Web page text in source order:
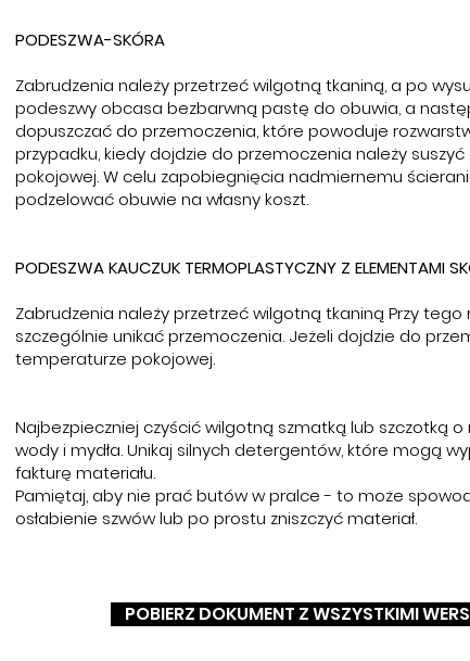
PODESZWA-SKÓRA
Zabrudzenia należy przetrzeć wilgotną tkaniną, a po
podeszwy obcasa bezbarwną pastę do obuwia, a
dopuszczać do przemoczenia, które powoduje
przypadku, kiedy dojdzie do przemoczenia należy
pokojowej. W celu zapobiegnięcia nadmiernemu
podzelować obuwie na własny koszt.
PODESZWA KAUCZUK TERMOPLASTYCZNY Z ELEMENTAMI
Zabrudzenia należy przetrzeć wilgotną tkaniną Przy tego
szczególnie unikać przemoczenia. Jeżeli dojdzie do
temperaturze pokojowej.
Najbezpieczniej czyścić wilgotną szmatką lub szczotką o
wody i mydła. Unikaj silnych detergentów, które mogą
fakturę materiału.
Pamiętaj, aby nie prać butów w pralce - to może
osłabienie szwów lub po prostu zniszczyć materiał.
POBIERZ DOKUMENT Z WSZYSTKIMI